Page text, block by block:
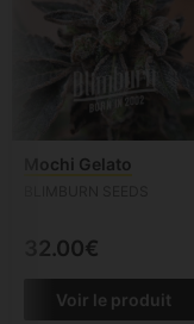
Mochi Gelato
32.00€
Voir le produit